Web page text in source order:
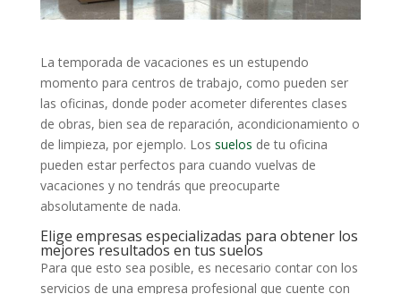
La temporada de vacaciones es un estupendo
momento para centros de trabajo, como pueden ser
las oficinas, donde poder acometer diferentes clases
de obras, bien sea de reparación, acondicionamiento o
de limpieza, por ejemplo. Los suelos de tu oficina
pueden estar perfectos para cuando vuelvas de
vacaciones y no tendrás que preocuparte
absolutamente de nada.
Elige empresas especializadas para obtener los
mejores resultados en tus suelos
Para que esto sea posible, es necesario contar con los
servicios de una empresa profesional que cuente con